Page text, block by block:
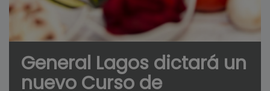
General Lagos dictará un
nuevo Curso de